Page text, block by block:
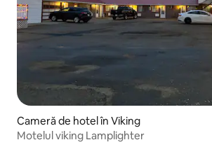
Cameră de hotel în Viking
Motelul viking Lamplighter